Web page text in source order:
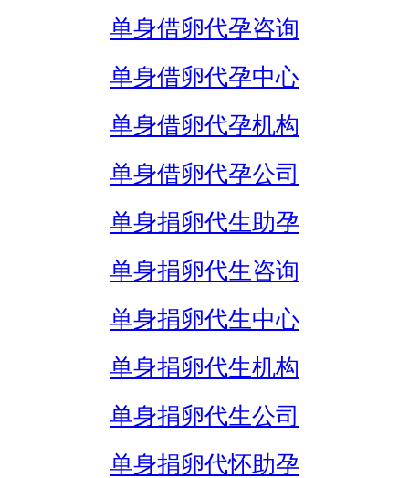
单身借卵代孕咨询
单身借卵代孕中心
单身借卵代孕机构
单身借卵代孕公司
单身捐卵代生助孕
单身捐卵代生咨询
单身捐卵代生中心
单身捐卵代生机构
单身捐卵代生公司
单身捐卵代怀助孕